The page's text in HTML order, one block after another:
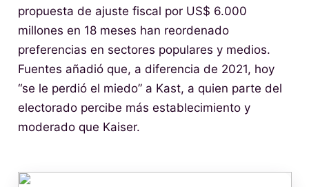
propuesta de ajuste fiscal por US$ 6.000
millones en 18 meses han reordenado
preferencias en sectores populares y medios.
Fuentes añadió que, a diferencia de 2021, hoy
“se le perdió el miedo” a Kast, a quien parte del
electorado percibe más establecimiento y
moderado que Kaiser.